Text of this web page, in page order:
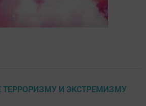
ТЕРРОРИЗМУ И ЭКСТРЕМИЗМУ